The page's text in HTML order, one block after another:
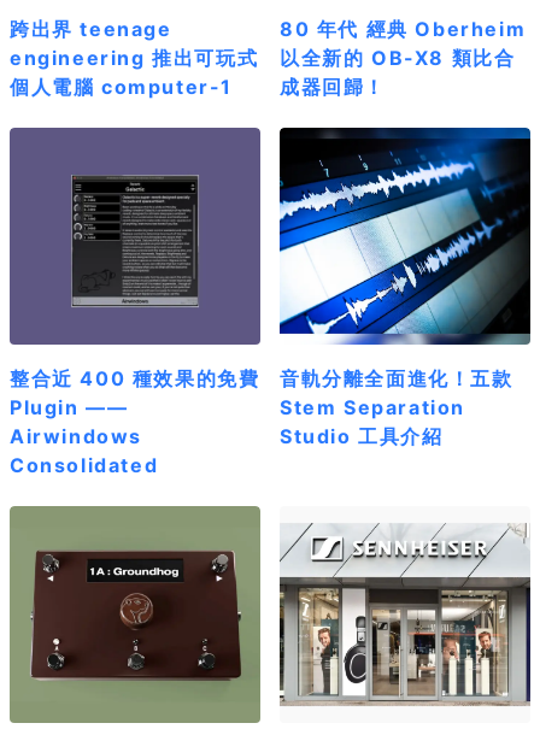
跨出界 teenage
engineering 推出可玩式
個人電腦 computer-1
80 年代 經典 Oberheim
以全新的 OB-X8 類比合
成器回歸！
整合近 400 種效果的免費
Plugin ——
Airwindows
Consolidated
音軌分離全面進化！五款
Stem Separation
Studio 工具介紹